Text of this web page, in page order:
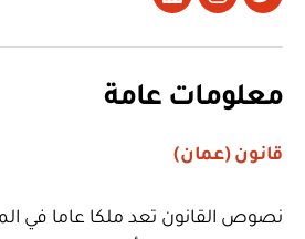
تويتر Instagram
LinkedIn
معلومات عامة
قانون (عمان)
نصوص القانون تعد ملكا عاما في